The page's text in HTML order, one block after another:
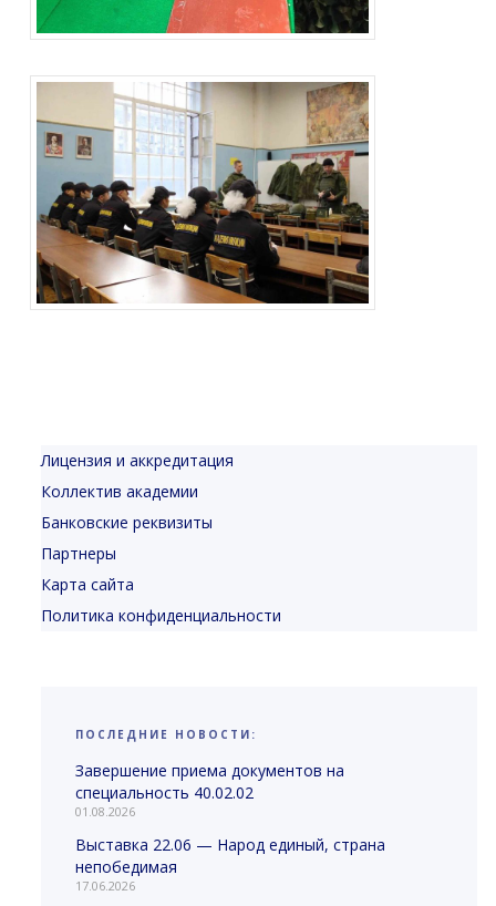
Лицензия и аккредитация
Коллектив академии
Банковские реквизиты
Партнеры
Карта сайта
Политика конфиденциальности
ПОСЛЕДНИЕ НОВОСТИ:
Завершение приема документов на
специальность 40.02.02
01.08.2026
Выставка 22.06 — Народ единый, страна
непобедимая
17.06.2026